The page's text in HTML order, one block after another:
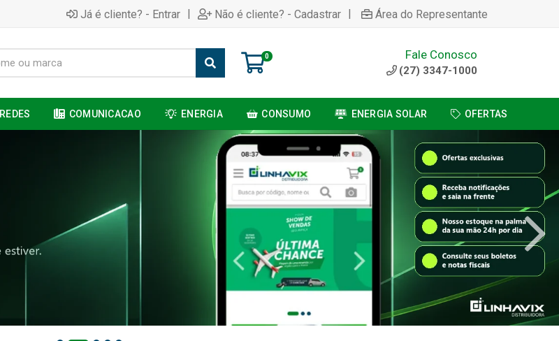
Já é cliente? - Entrar | Não é cliente? - Cadastrar | Área do Representante
0 Fale Conosco
(27) 3347-1000
REDES COMUNICACAO ENERGIA CONSUMO ENERGIA SOLAR OFERTAS